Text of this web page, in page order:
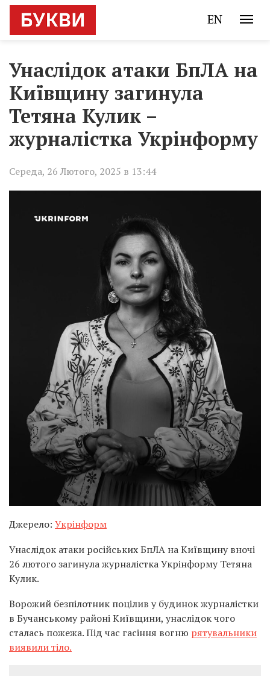
EN
Унаслідок атаки БпЛА на
Київщину загинула
Тетяна Кулик –
журналістка Укрінформу
Середа, 26 Лютого, 2025 в 13:44
Джерело: Укрінформ
Унаслідок атаки російських БпЛА на Київщину вночі
26 лютого загинула журналістка Укрінформу Тетяна
Кулик.
Ворожий безпілотник поцілив у будинок журналістки
в Бучанському районі Київщини, унаслідок чого
сталась пожежа. Під час гасіння вогню рятувальники
виявили тіло.